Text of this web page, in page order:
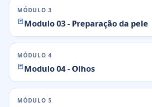
MÓDULO 3
Modulo 03 - Preparação da pele
MÓDULO 4
Modulo 04 - Olhos
MÓDULO 5